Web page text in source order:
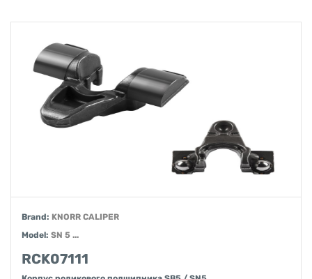
Brand: KNORR CALIPER
Model: SN 5 ...
RCK07111